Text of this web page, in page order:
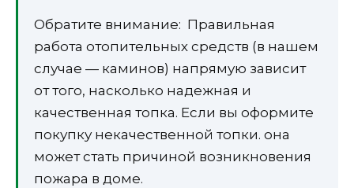
Обратите внимание: Правильная
работа отопительных средств (в нашем
случае — каминов) напрямую зависит
от того, насколько надежная и
качественная топка. Если вы оформите
покупку некачественной топки. она
может стать причиной возникновения
пожара в доме.